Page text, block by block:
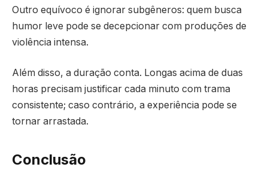
Outro equívoco é ignorar subgêneros: quem busca
humor leve pode se decepcionar com produções de
violência intensa.
Além disso, a duração conta. Longas acima de duas
horas precisam justificar cada minuto com trama
consistente; caso contrário, a experiência pode se
tornar arrastada.
Conclusão